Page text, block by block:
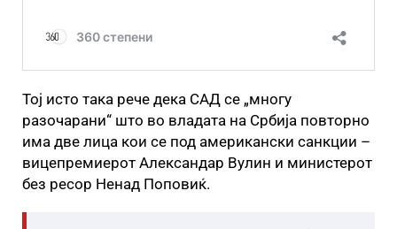
Тој исто така рече дека САД се „многу
разочарани“ што во владата на Србија повторно
има две лица кои се под американски санкции –
вицепремиерот Александар Вулин и министерот
без ресор Ненад Поповиќ.